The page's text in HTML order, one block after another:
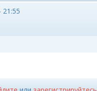
21:55